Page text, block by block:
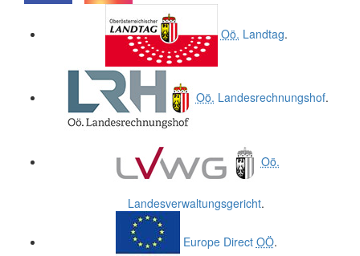
Oö. Landtag.
Oö. Landesrechnungshof.
Oö.
Landesverwaltungsgericht.
Europe Direct OÖ.